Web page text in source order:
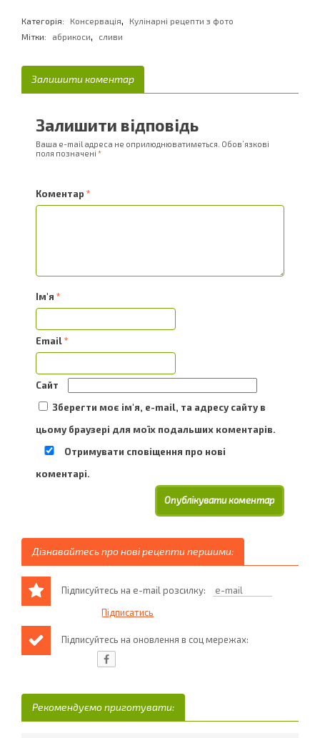
Категорія: Консервація,
Кулінарні рецепти з фото
Мітки:
абрикоси, сливи
Залишити коментар
Залишити відповідь
Ваша e-mail адреса не оприлюднюватиметься. Обов’язкові
поля позначені *
Коментар *
Ім'я *
Email*
Сайт
Зберегти моє ім'я, e-mail, та адресу сайту в
цьому браузері для моїх подальших коментарів.
Отримувати сповіщення про нові
коментарі.
Дізнавайтесь про нові рецепти першими:
Підписуйтесь на e-mail розсилку:
Підписуйтесь на оновлення в соц мережах:
Рекомендуємо приготувати: